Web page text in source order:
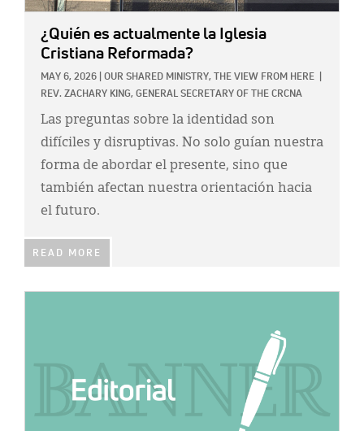
¿Quién es actualmente la Iglesia
Cristiana Reformada?
MAY 6, 2026 OUR SHARED MINISTRY, THE VIEW FROM HERE
REV. ZACHARY KING, GENERAL SECRETARY OF THE CRCNA
Las preguntas sobre la identidad son
difíciles y disruptivas. No solo guían nuestra
forma de abordar el presente, sino que
también afectan nuestra orientación hacia
el futuro.
READ MORE
Display Ads
About
Español